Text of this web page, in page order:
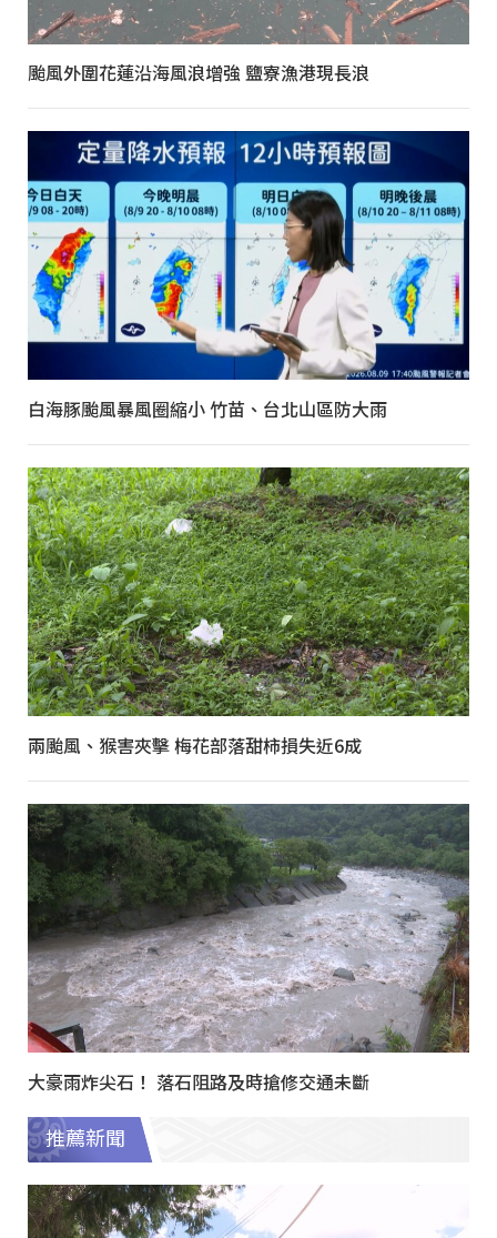
颱風外圍花蓮沿海風浪增強 鹽寮漁港現長浪
白海豚颱風暴風圈縮小 竹苗、台北山區防大雨
兩颱風、猴害夾擊 梅花部落甜柿損失近6成
大豪雨炸尖石！ 落石阻路及時搶修交通未斷
推薦新聞